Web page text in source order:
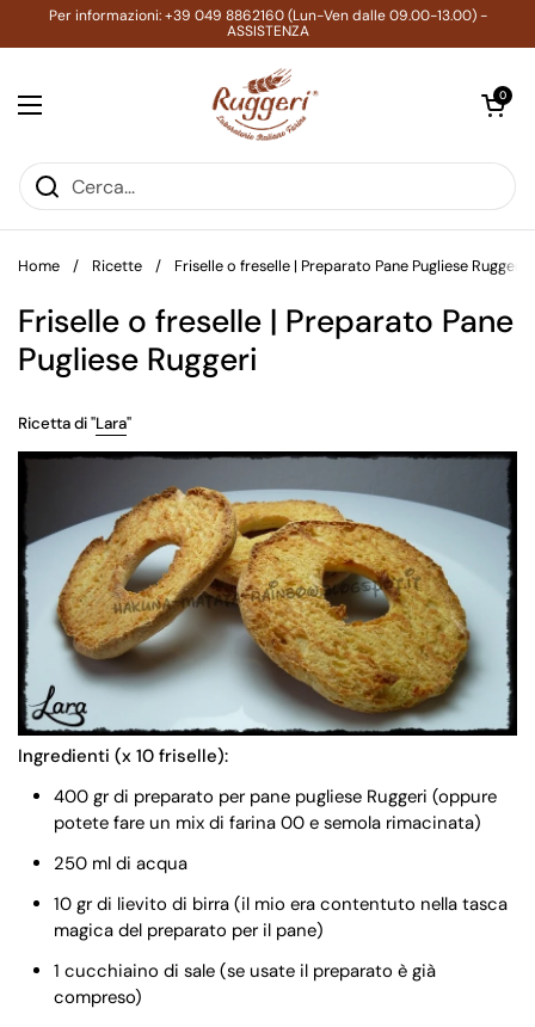
Passa ai contenuti
Per informazioni: +39 049 8862160 (Lun-Ven dalle 09.00-13.00) -
ASSISTENZA
Apri menu
Apri carrello
0
Home / Ricette / Friselle o freselle | Preparato Pane Pugliese Ruggeri
Friselle o freselle | Preparato Pane
Pugliese Ruggeri
Ricetta di "Lara"
Ingredienti (x 10 friselle):
400 gr di preparato per pane pugliese Ruggeri (oppure
potete fare un mix di farina 00 e semola rimacinata)
250 ml di acqua
10 gr di lievito di birra (il mio era contentuto nella tasca
magica del preparato per il pane)
1 cucchiaino di sale (se usate il preparato è già
compreso)